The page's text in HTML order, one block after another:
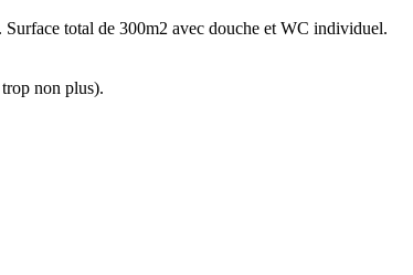
total de 300m2 avec douche et WC individuel.
non plus).